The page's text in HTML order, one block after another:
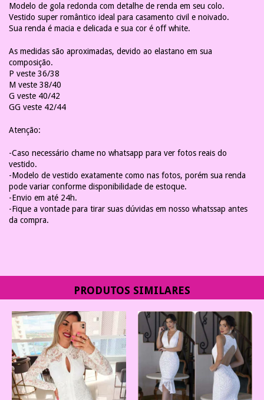
Modelo de gola redonda com detalhe de renda em seu colo.
Vestido super romântico ideal para casamento civil e noivado.
Sua renda é macia e delicada e sua cor é off white.
As medidas são aproximadas, devido ao elastano em sua
composição.
P veste 36/38
M veste 38/40
G veste 40/42
GG veste 42/44
Atenção:
-Caso necessário chame no whatsapp para ver fotos reais do
vestido.
-Modelo de vestido exatamente como nas fotos, porém sua renda
pode variar conforme disponibilidade de estoque.
-Envio em até 24h.
-Fique a vontade para tirar suas dúvidas em nosso whatssap antes
da compra.
PRODUTOS SIMILARES